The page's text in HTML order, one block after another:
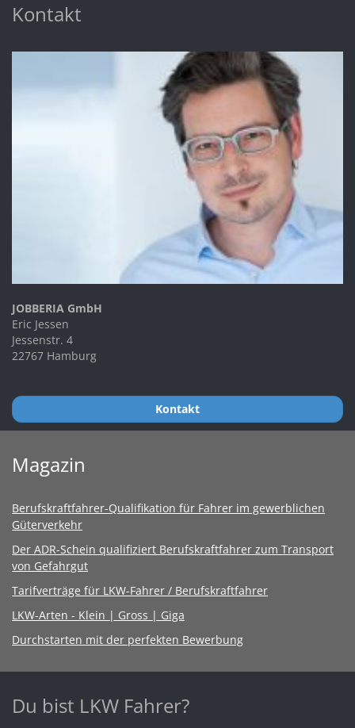
Kontakt
JOBBERIA GmbH
Eric Jessen
Jessenstr. 4
22767 Hamburg
Kontakt
Magazin
Berufskraftfahrer-Qualifikation für Fahrer im gewerblichen
Güterverkehr
Der ADR-Schein qualifiziert Berufskraftfahrer zum Transport
von Gefahrgut
Tarifverträge für LKW-Fahrer / Berufskraftfahrer
LKW-Arten - Klein | Gross | Giga
Durchstarten mit der perfekten Bewerbung
Du bist LKW Fahrer?